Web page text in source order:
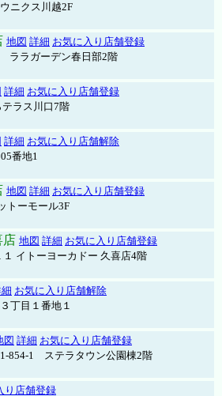
ニクス川越2F
地図 詳細 お気に入り店舗登録
ララガーデン春日部2階
詳細 お気に入り店舗登録
ラス川口7階
詳細 お気に入り店舗解除
番地1
地図 詳細 お気に入り店舗登録
トーモール3F
店 地図 詳細 お気に入り店舗登録
イトーヨーカドー 久喜店4階
お気に入り店舗解除
丁目１番地１
図 詳細 お気に入り店舗登録
854-1 ステラタウン公園棟2階
り店舗登録